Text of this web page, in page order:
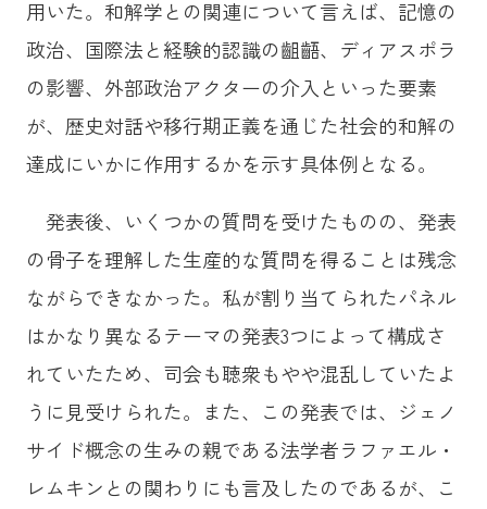
用いた。和解学との関連について言えば、記憶の
政治、国際法と経験的認識の齟齬、ディアスポラ
の影響、外部政治アクターの介入といった要素
が、歴史対話や移行期正義を通じた社会的和解の
達成にいかに作用するかを示す具体例となる。
発表後、いくつかの質問を受けたものの、発表
の骨子を理解した生産的な質問を得ることは残念
ながらできなかった。私が割り当てられたパネル
はかなり異なるテーマの発表3つによって構成さ
れていたため、司会も聴衆もやや混乱していたよ
うに見受けられた。また、この発表では、ジェノ
サイド概念の生みの親である法学者ラファエル・
レムキンとの関わりにも言及したのであるが、こ